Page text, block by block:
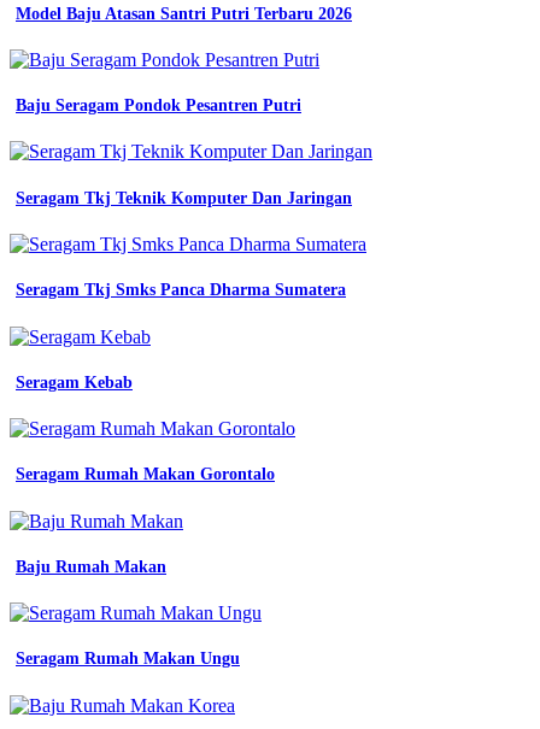
desain
kerja
keren
terbaru
dan
kekinian
konveksi
seragam
lapangan
kantoran
dan
king
katalog
seragam
kerja
Kampus
Almet
semarang
dan
konveksi
katalog
Model Baju Atasan Santri Putri Terbaru 2026
Baju Seragam Pondok Pesantren Putri
Seragam Tkj Teknik Komputer Dan Jaringan
Seragam Tkj Smks Panca Dharma Sumatera
Seragam Kebab
Seragam Rumah Makan Gorontalo
Baju Rumah Makan
Seragam Rumah Makan Ungu